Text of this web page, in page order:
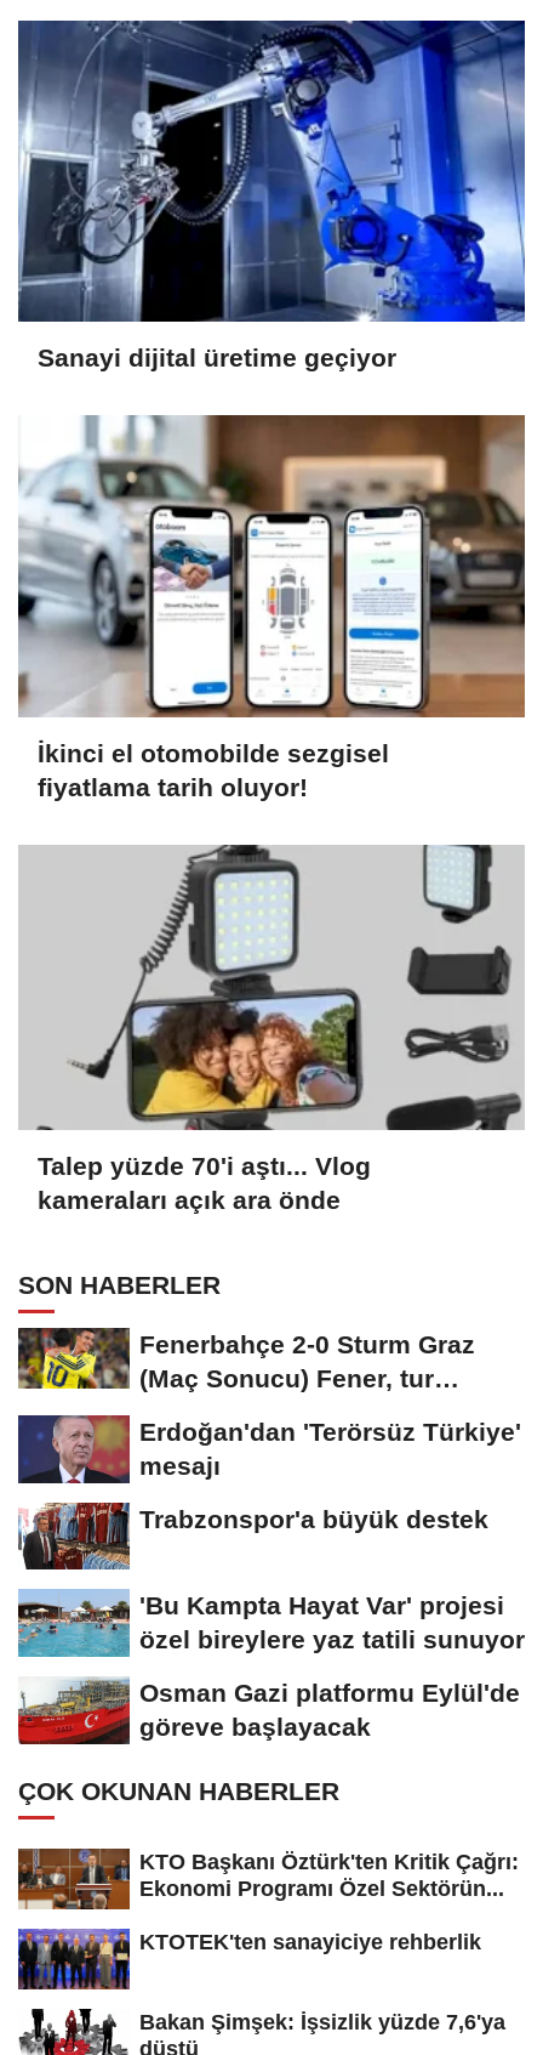
Sanayi dijital üretime geçiyor
İkinci el otomobilde sezgisel
fiyatlama tarih oluyor!
Talep yüzde 70'i aştı... Vlog
kameraları açık ara önde
SON HABERLER
Fenerbahçe 2-0 Sturm Graz
(Maç Sonucu) Fener, tur
Erdoğan'dan 'Terörsüz Türkiye'
mesajı
Trabzonspor'a büyük destek
'Bu Kampta Hayat Var' projesi
özel bireylere yaz tatili sunuyor
Osman Gazi platformu Eylül'de
göreve başlayacak
ÇOK OKUNAN HABERLER
KTO Başkanı Öztürk'ten Kritik Çağrı:
Ekonomi Programı Özel Sektörün...
KTOTEK'ten sanayiciye rehberlik
Bakan Şimşek: İşsizlik yüzde 7,6'ya
düştü